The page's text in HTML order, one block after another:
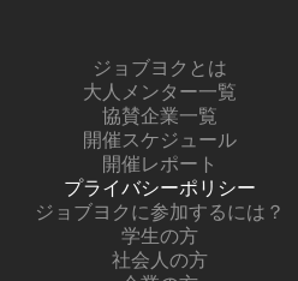
ジョブヨクとは
大人メンター一覧
協賛企業一覧
開催スケジュール
開催レポート
プライバシーポリシー
ジョブヨクに参加するには？
学生の方
社会人の方